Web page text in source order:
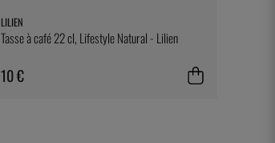
LILIEN
Tasse à café 22 cl, Lifestyle Natural - Lilien
10 €